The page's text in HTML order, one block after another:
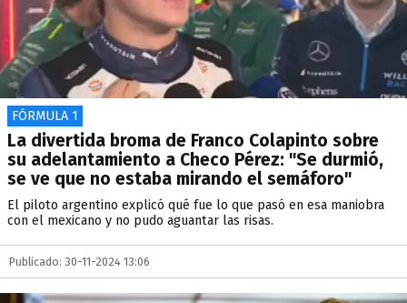
FÓRMULA 1
La divertida broma de Franco Colapinto sobre
su adelantamiento a Checo Pérez: "Se durmió,
se ve que no estaba mirando el semáforo"
El piloto argentino explicó qué fue lo que pasó en esa maniobra
con el mexicano y no pudo aguantar las risas.
Publicado: 30-11-2024 13:06